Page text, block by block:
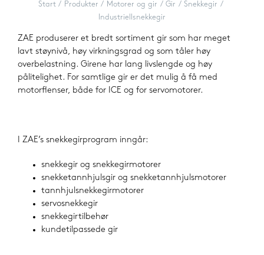
Start Produkter Motorer og gir Gir
Snekkegir
Industriellsnekkegir
ZAE produserer et bredt sortiment gir som har meget
lavt støynivå, høy virkningsgrad og som tåler høy
overbelastning. Girene har lang livslengde og høy
pålitelighet. For samtlige gir er det mulig å få med
motorflenser, både for ICE og for servomotorer.
I ZAE’s snekkegirprogram inngår:
snekkegir og snekkegirmotorer
snekketannhjulsgir og snekketannhjulsmotorer
tannhjulsnekkegirmotorer
servosnekkegir
snekkegirtilbehør
kundetilpassede gir